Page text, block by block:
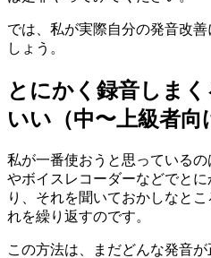
では、私が実際自分の発音改
しょう。
とにかく録音しま
いい（中〜上級者向
私が一番使おうと思っている
やボイスレコーダーなどでと
り、それを聞いておかしなと
れを繰り返すのです。
この方法は、まだどんな発音